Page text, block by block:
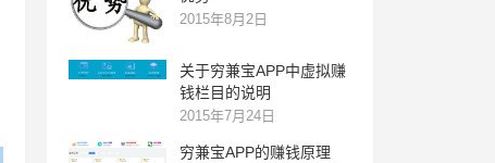
2015年8月2日
关于穷兼宝APP中虚拟赚
钱栏目的说明
2015年7月24日
穷兼宝APP的赚钱原理